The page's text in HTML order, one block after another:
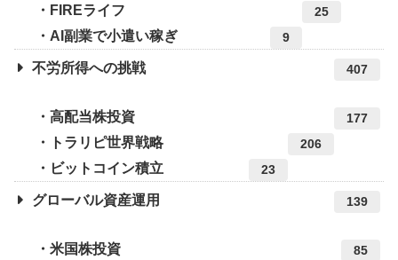
FIREライフ 25
AI副業で小遣い稼ぎ 9
不労所得への挑戦 407
高配当株投資 177
トラリピ世界戦略 206
ビットコイン積立 23
グローバル資産運用 139
米国株投資 85